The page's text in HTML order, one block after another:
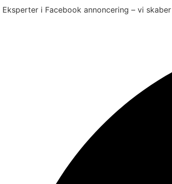
Eksperter i Facebook annoncering – vi